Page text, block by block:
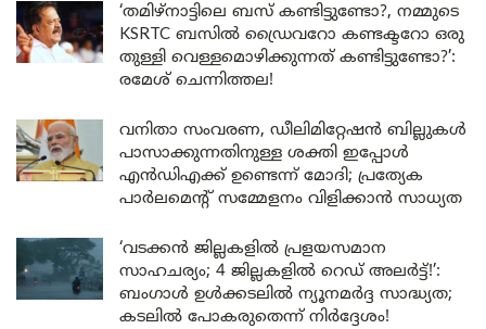
‘തമിഴ്‌നാട്ടിലെ ബസ് കണ്ടിട്ടുണ്ടോ?, നമ്മുടെ
KSRTC ബസിൽ ഡ്രൈവറോ കണ്ടക്ടറോ ഒരു
തുള്ളി വെള്ളമൊഴിക്കുന്നത് കണ്ടിട്ടുണ്ടോ?’:
രമേശ് ചെന്നിത്തല!
വനിതാ സംവരണ, ഡീലിമിറ്റേഷൻ ബില്ലുകൾ
പാസാക്കുന്നതിനുള്ള ശക്തി ഇപ്പോൾ
എൻഡിഎക്ക് ഉണ്ടെന്ന് മോദി; പ്രത്യേക
പാർലമെന്റ് സമ്മേളനം വിളിക്കാൻ സാധ്യത
‘വടക്കൻ ജില്ലകളിൽ പ്രളയസമാന
സാഹചര്യം; 4 ജില്ലകളിൽ റെഡ് അലർട്ട്!’:
ബംഗാൾ ഉൾക്കടലിൽ ന്യൂനമർദ്ദ സാദ്ധ്യത;
കടലിൽ പോകരുതെന്ന് നിർദ്ദേശം!